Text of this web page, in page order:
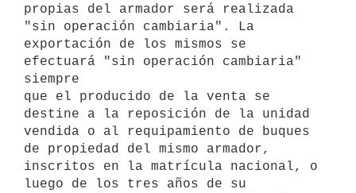
propias del armador será realizada
"sin operación cambiaria". La
exportación de los mismos se
efectuará "sin operación cambiaria"
siempre
que el producido de la venta se
destine a la reposición de la unidad
vendida o al requipamiento de buques
de propiedad del mismo armador,
inscritos en la matrícula nacional, o
luego de los tres años de su